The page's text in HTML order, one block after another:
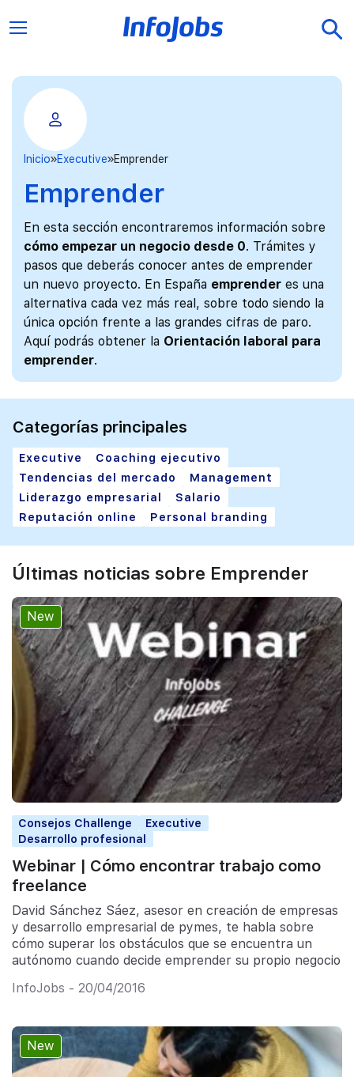
Inicio Executive Emprender
Emprender
En esta sección encontraremos información sobre
cómo empezar un negocio desde 0. Trámites y
pasos que deberás conocer antes de emprender
un nuevo proyecto. En España emprender es una
alternativa cada vez más real, sobre todo siendo la
única opción frente a las grandes cifras de paro.
Aquí podrás obtener la Orientación laboral para
emprender.
Categorías principales
Executive
Coaching ejecutivo
Tendencias del mercado
Management
Liderazgo empresarial
Salario
Reputación online
Personal branding
Últimas noticias sobre Emprender
New
Consejos Challenge
Executive
Desarrollo profesional
Webinar | Cómo encontrar trabajo como
freelance
David Sánchez Sáez, asesor en creación de empresas
y desarrollo empresarial de pymes, te habla sobre
cómo superar los obstáculos que se encuentra un
autónomo cuando decide emprender su propio negocio
InfoJobs - 20/04/2016
New